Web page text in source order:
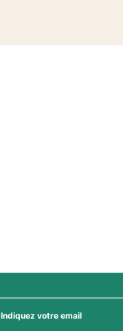
Indiquez votre email